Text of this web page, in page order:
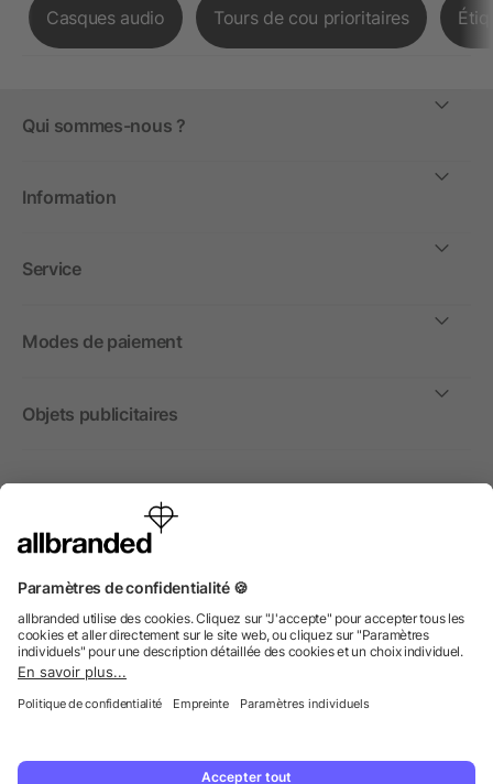
Casques audio Tours de cou prioritaires
Qui sommes-nous ?
Information
Service
Modes de paiement
Objets publicitaires
International
Nous commercialisons nos objets publicitaires et articles
non aux personnes privées.